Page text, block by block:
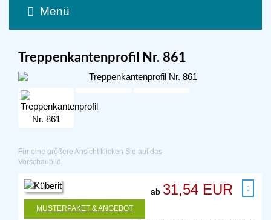
Menü
Treppenkantenprofil Nr. 861
Für eine größere Ansicht klicken Sie auf das
Vorschaubild
ab 31,54 EUR
MUSTERPAKET & ANGEBOT